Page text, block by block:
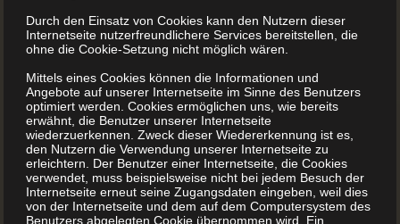
Sie benötigen nach Möglichkeit gute Fotos oder andere
Bilder, die Software zur Bearbeitung und eine ansprechende
Rezeptsammlung, von der Sie selbst überzeugt sind. Das
ist die Basis für ein lesenswertes Backbuch. Das gilt auch
für ein Kochbuch.
Wie viele Rezepte benötigt man für ein
Backbuch oder ein Kochbuch?
Durch den Einsatz von Cookies kann den Nutzern dieser
Internetseite nutzerfreundlichere Services bereitstellen, die
ohne die Cookie-Setzung nicht möglich wären.
Mittels eines Cookies können die Informationen und
Angebote auf unserer Internetseite im Sinne des Benutzers
optimiert werden. Cookies ermöglichen uns, wie bereits
erwähnt, die Benutzer unserer Internetseite
wiederzuerkennen. Zweck dieser Wiedererkennung ist es,
den Nutzern die Verwendung unserer Internetseite zu
erleichtern. Der Benutzer einer Internetseite, die Cookies
verwendet, muss beispielsweise nicht bei jedem Besuch der
Internetseite erneut seine Zugangsdaten eingeben, weil dies
von der Internetseite und dem auf dem Computersystem des
Benutzers abgelegten Cookie übernommen wird. Ein